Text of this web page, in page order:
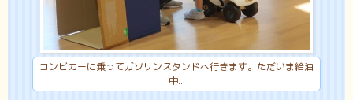
コンビカーに乗ってガソリンスタンドへ行きます。ただいま給油
中...